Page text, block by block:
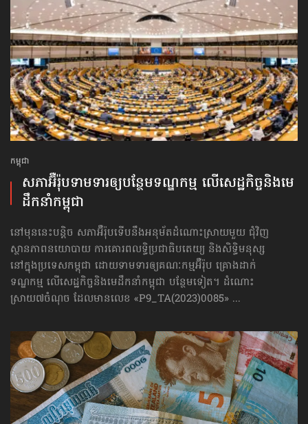
កម្ពុជា
សភាអ៊ឺរ៉ុបទាមទារ​ឲ្យបន្ថែម​ទណ្ឌកម្ម លើសេដ្ឋកិច្ច​និងមេ
ដឹកនាំកម្ពុជា
នៅមុននេះបន្តិច សភាអ៊ឺរ៉ុបទើបនឹងអនុម័តដំណោះស្រាយមួយ ជុំវិញ
ស្ថានភាពនយោបាយ ការគោរព​លទ្ធិ​ប្រជាធិបតេយ្យ និងសិទ្ធិមនុស្ស
នៅក្នុងប្រទេសកម្ពុជា ដោយទាមទារឲ្យគណៈកម្មអ៊ឺរ៉ុប គ្រោងដាក់​
ទណ្ឌកម្ម លើសេដ្ឋកិច្ច​និងមេដឹកនាំកម្ពុជា បន្ថែមទៀត។ ដំណោះ
ស្រាយ៧ចំណុច ដែលមានលេខ «P9_TA(2023)0085» ...